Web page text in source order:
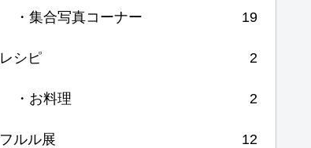
・集合写真コーナー 19
レシピ 2
・お料理 2
フルル展 12